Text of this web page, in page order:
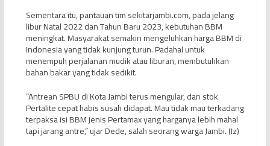
Sementara itu, pantauan tim sekitarjambi.com, pada jelang
libur Natal 2022 dan Tahun Baru 2023, kebutuhan BBM
meningkat. Masyarakat semakin mengeluhkan harga BBM di
Indonesia yang tidak kunjung turun. Padahal untuk
menempuh perjalanan mudik atau liburan, membutuhkan
bahan bakar yang tidak sedikit.
“Antrean SPBU di Kota Jambi terus mengular, dan stok
Pertalite cepat habis susah didapat. Mau tidak mau terkadang
terpaksa isi BBM jenis Pertamax yang harganya lebih mahal
tapi jarang antre,” ujar Dede, salah seorang warga Jambi. (Iz)